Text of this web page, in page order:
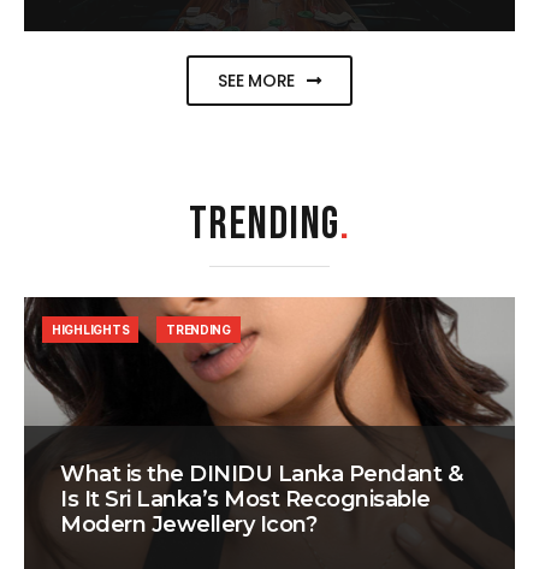
SEE MORE
TRENDING.
What is the DINIDU Lanka Pendant &
Is It Sri Lanka’s Most Recognisable
Modern Jewellery Icon?
HIGHLIGHTS TRENDING